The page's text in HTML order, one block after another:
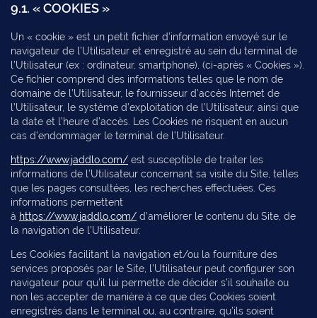
9.1. « COOKIES »
Un « cookie » est un petit fichier d’information envoyé sur le
navigateur de l’Utilisateur et enregistré au sein du terminal de
l’Utilisateur (ex : ordinateur, smartphone), (ci-après « Cookies »).
Ce fichier comprend des informations telles que le nom de
domaine de l’Utilisateur, le fournisseur d’accès Internet de
l’Utilisateur, le système d’exploitation de l’Utilisateur, ainsi que
la date et l’heure d’accès. Les Cookies ne risquent en aucun
cas d’endommager le terminal de l’Utilisateur.
https://www.jaddlo.com/ est susceptible de traiter les
informations de l’Utilisateur concernant sa visite du Site, telles
que les pages consultées, les recherches effectuées. Ces
informations permettent
à https://www.jaddlo.com/ d’améliorer le contenu du Site, de
la navigation de l’Utilisateur.
Les Cookies facilitant la navigation et/ou la fourniture des
services proposés par le Site, l’Utilisateur peut configurer son
navigateur pour qu’il lui permette de décider s’il souhaite ou
non les accepter de manière à ce que des Cookies soient
enregistrés dans le terminal ou, au contraire, qu’ils soient